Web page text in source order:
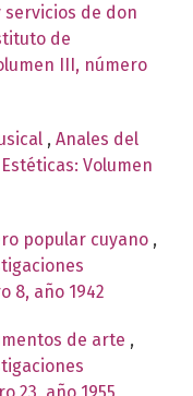
servicios de don
de
III, número
, Anales del
Volumen
popular cuyano ,
8, año 1942
de arte ,
23, año 1955